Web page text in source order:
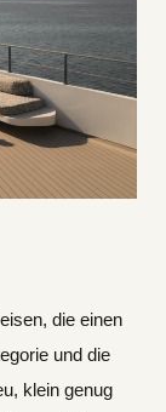
die einen
und die
klein genug